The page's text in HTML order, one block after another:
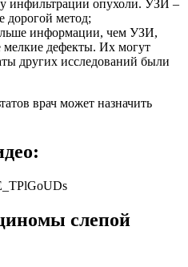
инфильтрации опухоли. УЗИ –
дорогой метод;
информации, чем УЗИ,
дефекты. Их могут
других исследований были
врач может назначить
слепой